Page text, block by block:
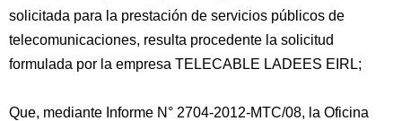
solicitada para la prestación de servicios públicos de
telecomunicaciones, resulta procedente la solicitud
formulada por la empresa TELECABLE LADEES EIRL;
Que, mediante Informe N° 2704-2012-MTC/08, la Oficina